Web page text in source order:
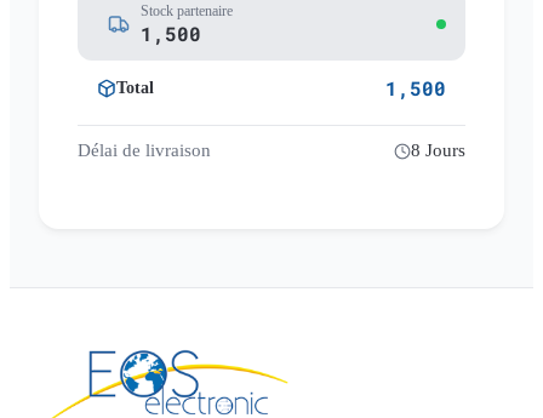
Stock partenaire
1,500
Total 1,500
Délai de livraison 8 Jours